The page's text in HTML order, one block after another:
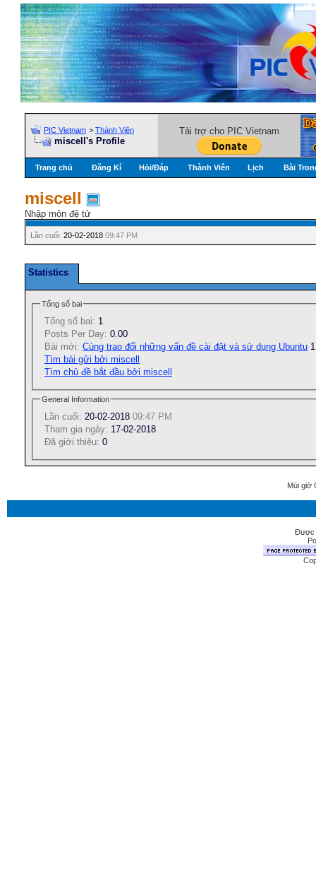
PIC Vietnam > Thành Viên
miscell's Profile
Tài trợ cho PIC Vietnam
Trang chủ Đăng Kí Hỏi/Ðáp Thành Viên Lịch Bài
miscell
Nhập môn đệ tử
Lần cuối: 20-02-2018 09:47 PM
Statistics
Tổng số bai
Tổng số bai: 1
Posts Per Day: 0.00
Bài mới: Cùng trao đổi những vấn đề cài đặt và sử dụng Ubuntu
Tìm bài gửi bởi miscell
Tìm chủ đề bắt đầu bởi miscell
General Information
Lần cuối: 20-02-2018 09:47 PM
Tham gia ngày: 17-02-2018
Ðã giới thiệu: 0
Múi giờ
Được